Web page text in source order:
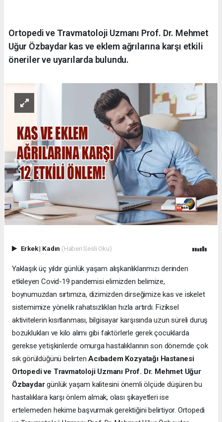
Ortopedi ve Travmatoloji Uzmanı Prof. Dr. Mehmet
Uğur Özbaydar kas ve eklem ağrılarına karşı etkili
öneriler ve uyarılarda bulundu.
Erkek| Kadın (Haberi Sesli Oku)
Yaklaşık üç yıldır günlük yaşam alışkanlıklarımızı derinden
etkileyen Covid-19 pandemisi elimizden belimize,
boynumuzdan sırtımıza, dizimizden dirseğimize kas ve iskelet
sistemimize yönelik rahatsızlıkları hızla artırdı. Fiziksel
aktivitelerin kısıtlanması, bilgisayar karşısında uzun süreli duruş
bozuklukları ve kilo alımı gibi faktörlerle gerek çocuklarda
gerekse yetişkinlerde omurga hastalıklarının son dönemde çok
sık görüldüğünü belirtenAcıbadem Kozyatağı Hastanesi
Ortopedi ve Travmatoloji Uzmanı Prof. Dr. Mehmet Uğur
Özbaydargünlük yaşam kalitesini önemli ölçüde düşüren bu
hastalıklara karşı önlem almak, olası şikayetleri ise
ertelemeden hekime başvurmak gerektiğini belirtiyor. Ortopedi